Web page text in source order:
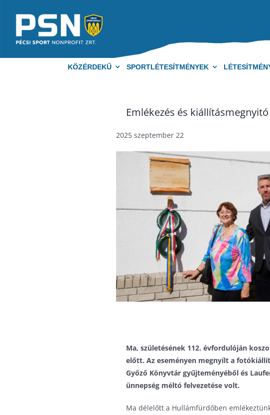
KÖZÉRDEKŰ SPORTLÉTESÍTMÉNYEK
Emlékezés és
2025 szeptember 22
Ma, születésének 112. évfordulóján
előtt. Az eseményen megnyílt a
Győző Könyvtár gyűjteményéből és
ünnepség méltó felvezetése volt.
Ma délelőtt a Hullámfürdőben